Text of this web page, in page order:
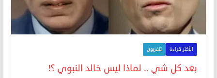
الأكثر قراءة تلفزيون
بعد كل شي .. لماذا ليس خالد النبوي ؟!